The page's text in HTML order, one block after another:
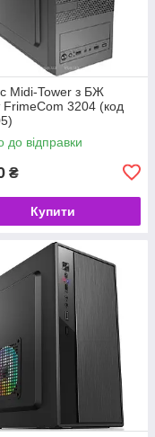
Midi-Tower з БЖ
FrimeCom 3204 (код
до відправки
₴
Купити